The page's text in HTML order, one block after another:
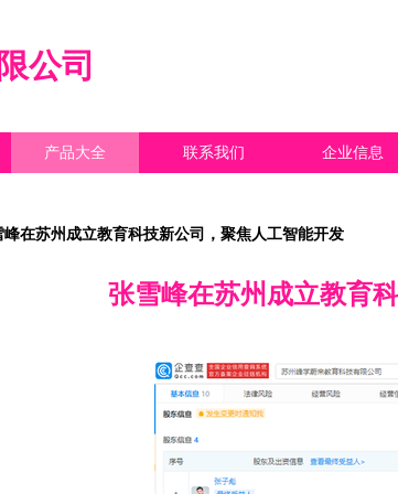
公司
产品大全 联系我们 企业信息
峰在苏州成立教育科技新公司，聚焦人工智能开发
张雪峰在苏州成立教育